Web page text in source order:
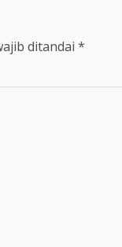
ditandai *